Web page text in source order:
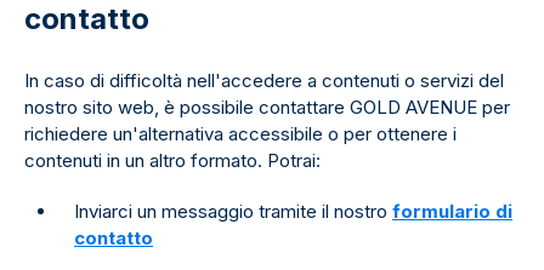
contatto
In caso di difficoltà nell'accedere a contenuti o servizi del
nostro sito web, è possibile contattare GOLD AVENUE per
richiedere un'alternativa accessibile o per ottenere i
contenuti in un altro formato. Potrai:
Inviarci un messaggio tramite il nostro formulario di
contatto